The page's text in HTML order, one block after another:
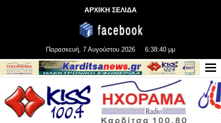
ΑΡΧΙΚΗ ΣΕΛΙΔΑ
Παρασκευή, 7 Αυγούστου 2026 6:38:41 μμ